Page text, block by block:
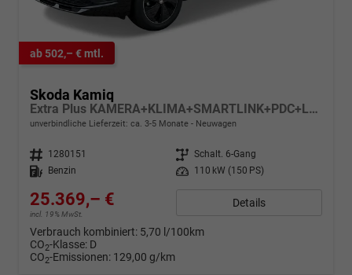
ab 502,– € mtl.
Skoda Kamiq
Extra Plus KAMERA+KLIMA+SMARTLINK+PDC+LED+TEMPOMAT
unverbindliche Lieferzeit: ca. 3-5 Monate Neuwagen
Fahrzeugnr. 1280151 Getriebe Schalt. 6-Gang
Kraftstoff
Benzin Leistung 110 kW (150 PS)
25.369,– €
incl. 19% MwSt.
Details
Verbrauch kombiniert: 5,70 l/100km
CO2-Klasse: D
CO2-Emissionen: 129,00 g/km